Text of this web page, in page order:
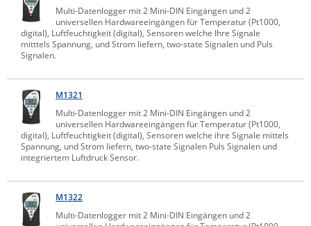
Panorama Antennas
PatchSee
Power Kingdom
Poynting
Raritan
Riello UPS
Server Technology
Siretta
SIRIO Antenne
Sunbird
Multi-Datenlogger mit 2 Mini-DIN Eingängen und 2
universellen Hardwareeingängen für Temperatur (Pt1000,
digital), Luftfeuchtigkeit (digital), Sensoren welche Ihre Signale
mitttels Spannung, und Strom liefern, two-state Signalen und Puls
Signalen.
M1321
Multi-Datenlogger mit 2 Mini-DIN Eingängen und 2
universellen Hardwareeingängen für Temperatur (Pt1000,
digital), Luftfeuchtigkeit (digital), Sensoren welche ihre Signale mittels
Spannung, und Strom liefern, two-state Signalen Puls Signalen und
integriertem Luftdruck Sensor.
M1322
Multi-Datenlogger mit 2 Mini-DIN Eingängen und 2